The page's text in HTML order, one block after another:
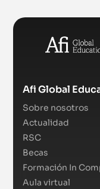
Afi Global
Sobre nosotros
Actualidad
RSC
Becas
Formación In
Aula virtual